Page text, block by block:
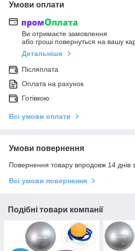
Умови оплати
Ви отримаєте замовлення
або гроші повернуться на вашу
Детальніше
Післяплата
Оплата на рахунок
Готівкою
Всі умови оплати
Умови повернення
Повернення товару впродовж 14 днів
Всі умови повернення
Подібні товари компанії